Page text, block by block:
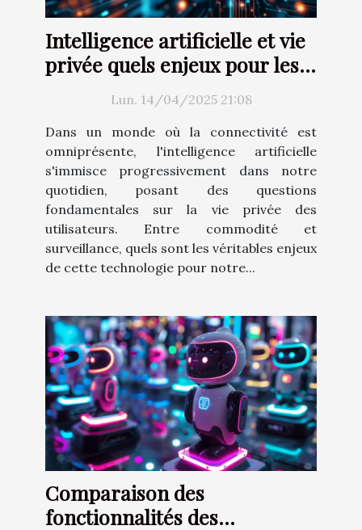
Intelligence artificielle et vie
privée quels enjeux pour les
utilisateurs dans un monde
connectéLun. 14/04/2025 21:08
Dans un monde où la connectivité est
omniprésente, l'intelligence artificielle
s'immisce progressivement dans notre
quotidien, posant des questions
fondamentales sur la vie privée des
utilisateurs. Entre commodité et
surveillance, quels sont les véritables enjeux
de cette technologie pour notre...
Comparaison des
fonctionnalités des